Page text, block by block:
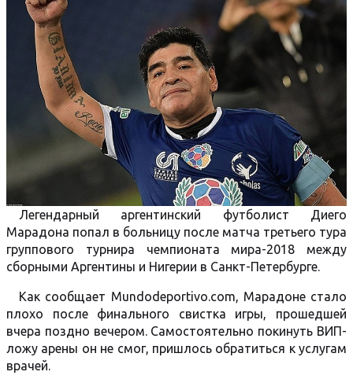
Легендарный аргентинский футболист Диего
Марадона попал в больницу после матча третьего тура
группового турнира чемпионата мира-2018 между
сборными Аргентины и Нигерии в Санкт-Петербурге.
Как сообщает Mundodeportivo.com, Марадоне стало
плохо после финального свистка игры, прошедшей
вчера поздно вечером. Самостоятельно покинуть ВИП-
ложу арены он не смог, пришлось обратиться к услугам
врачей.